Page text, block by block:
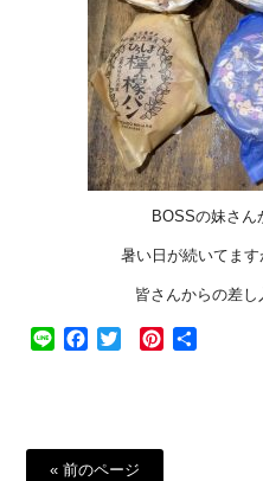
BOSSの妹さん
暑い日が続いてま
皆さんからの差
Line Facebook
Twitter Pinterest
« 前のページ